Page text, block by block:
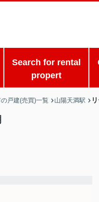
Search for rental
propert
戸建(売買)一覧 山陽天満駅